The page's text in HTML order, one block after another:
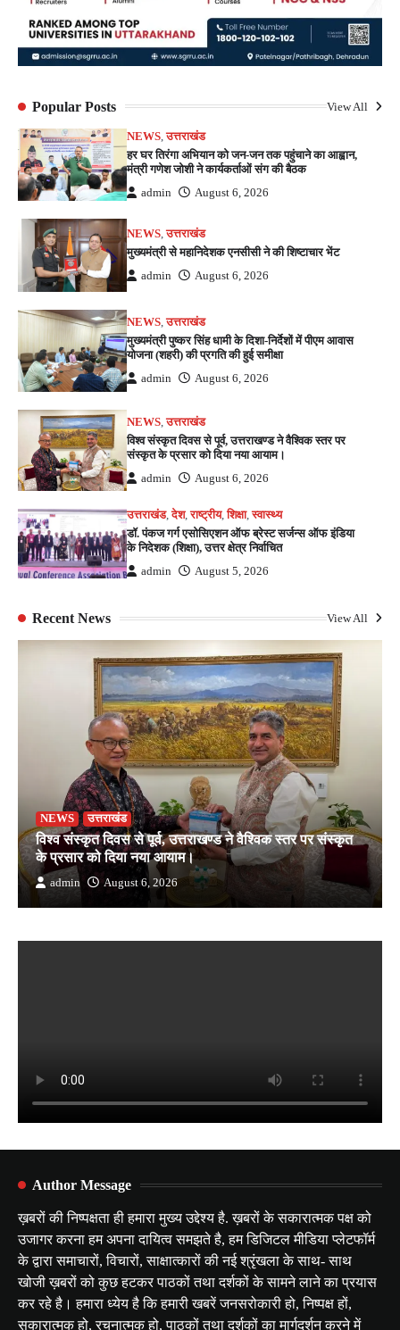
Popular Posts View All
NEWS ,उत्तराखंड
हर घर तिरंगा अभियान को जन-जन तक पहुंचाने का आह्वान,
मंत्री गणेश जोशी ने कार्यकर्ताओं संग की बैठक
admin August 6, 2026
NEWS,उत्तराखंड
मुख्यमंत्री से महानिदेशक एनसीसी ने की शिष्टाचार भेंट
admin August 6, 2026
NEWS ,उत्तराखंड
मुख्यमंत्री पुष्कर सिंह धामी के दिशा-निर्देशों में पीएम आवास
योजना (शहरी) की प्रगति की हुई समीक्षा
admin August 6, 2026
NEWS ,उत्तराखंड
विश्व संस्कृत दिवस से पूर्व, उत्तराखण्ड ने वैश्विक स्तर पर
संस्कृत के प्रसार को दिया नया आयाम।
admin August 6, 2026
उत्तराखंड,देश,राष्ट्रीय,शिक्षा,स्वास्थ्य
डॉ. पंकज गर्ग एसोसिएशन ऑफ ब्रेस्ट सर्जन्स ऑफ इंडिया
के निदेशक (शिक्षा), उत्तर क्षेत्र निर्वाचित
admin August 5, 2026
Recent News View All
NEWS उत्तराखंड
विश्व संस्कृत दिवस से पूर्व, उत्तराखण्ड ने वैश्विक स्तर पर संस्कृत
के प्रसार को दिया नया आयाम।
admin August 6, 2026
Author Message
ख़बरों की निष्पक्षता ही हमारा मुख्य उद्देश्य है. ख़बरों के सकारात्मक पक्ष को
उजागर करना हम अपना दायित्व समझते है, हम डिजिटल मीडिया प्लेटफॉर्म
के द्वारा समाचारों, विचारों, साक्षात्कारों की नई श्रृंखला के साथ- साथ
खोजी ख़बरों को कुछ हटकर पाठकों तथा दर्शकों के सामने लाने का प्रयास
कर रहे है। हमारा ध्येय है कि हमारी खबरें जनसरोकारी हो, निष्पक्ष हों,
सकारात्मक हो, रचनात्मक हो, पाठकों तथा दर्शकों का मार्गदर्शन करने में